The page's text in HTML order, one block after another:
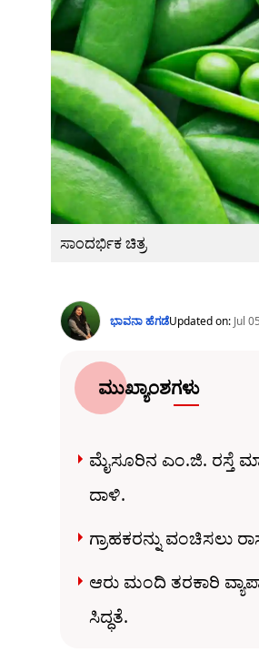
ಸಾಂದರ್ಭಿಕ ಚಿತ್ರ
ಭಾವನಾ ಹೆಗಡೆUpdated on: Jul
ಮುಖ್ಯಾಂಶಗಳು
ಮೈಸೂರಿನ ಎಂ.ಜಿ. ರಸ್ತೆ
ದಾಳಿ.
ಗ್ರಾಹಕರನ್ನು ವಂಚಿಸಲು
ಆರು ಮಂದಿ ತರಕಾರಿ
ಸಿದ್ಧತೆ.